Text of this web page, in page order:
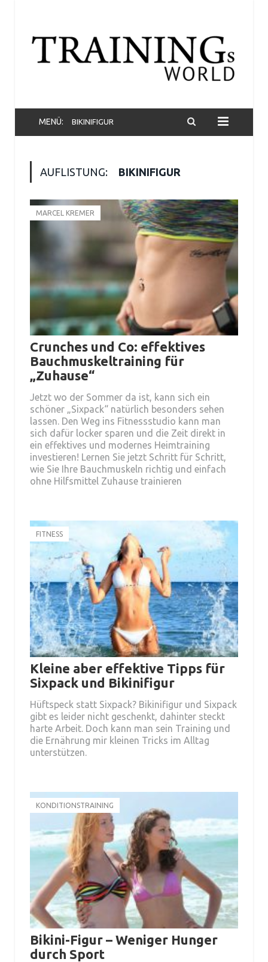
MENÜ: BIKINIFIGUR
AUFLISTUNG: BIKINIFIGUR
MARCEL KREMER
Crunches und Co: effektives
Bauchmuskeltraining für
„Zuhause“
Jetzt wo der Sommer da ist, kann sich ein
schöner „Sixpack“ natürlich besonders sehen
lassen. Den Weg ins Fitnessstudio kann man
sich dafür locker sparen und die Zeit direkt in
ein effektives und modernes Heimtraining
investieren! Lernen Sie jetzt Schritt für Schritt,
wie Sie Ihre Bauchmuskeln richtig und einfach
ohne Hilfsmittel Zuhause trainieren
FITNESS
Kleine aber effektive Tipps für
Sixpack und Bikinifigur
Hüftspeck statt Sixpack? Bikinifigur und Sixpack
gibt es leider nicht geschenkt, dahinter steckt
harte Arbeit. Doch kann man sein Training und
die Ernährung mir kleinen Tricks im Alltag
unterstützen.
KONDITIONSTRAINING
Bikini-Figur – Weniger Hunger
durch Sport